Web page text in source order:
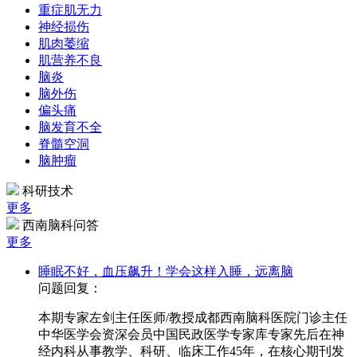
重症肌无力
神经损伤
肌肉萎缩
肌营养不良
脑炎
脑外伤
偏头痛
脑发育不全
脊髓空洞
脑肿瘤
科研技术
更多
西南脑科问答
更多
睡眠不好，血压飙升！学会这样入睡，远离脑
问题回复：
本期专家左剑主任医师/教授成都西南脑科医院门诊主任
中华医学会资深会员中国民政医学专家库专家先后在神
经内科从事教学、科研、临床工作45年，在核心期刊发